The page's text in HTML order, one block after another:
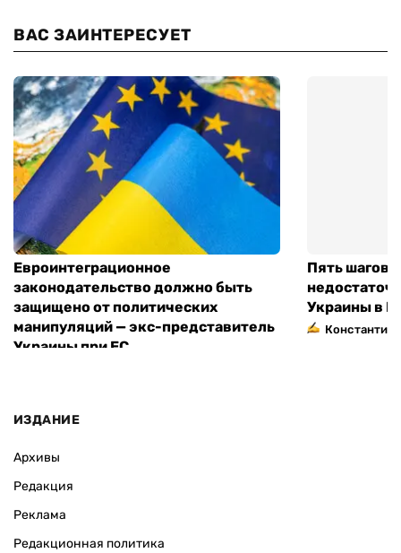
ВАС ЗАИНТЕРЕСУЕТ
Евроинтеграционное
законодательство должно быть
защищено от политических
манипуляций — экс-представитель
Украины при ЕС
Пять шагов
Украины в
Константин
ИЗДАНИЕ
Архивы
Редакция
Реклама
Редакционная политика